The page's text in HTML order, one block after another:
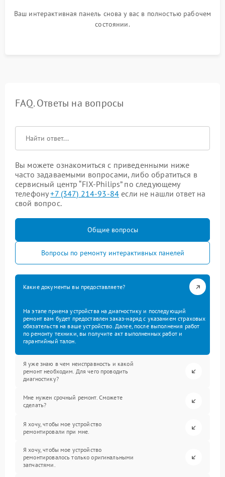
Ваш интерактивная панель снова у вас в полностью рабочем
состоянии.
FAQ. Ответы на вопросы
Вы можете ознакомиться с приведенными ниже
часто задаваемыми вопросами, либо обратиться в
сервисный центр “FIX-Philips” по следующему
телефону+7 (347) 214-93-84 если не нашли ответ на
свой вопрос.
Общие вопросы
Вопросы по ремонту интерактивных панелей
Какие документы вы предоставляете?
На этапе приема устройства на диагностику и последующий
ремонт вам будет предоставлен заказ-наряд с указанием страховых
обязательств на ваше устройство. Далее, после выполнения работ
по ремонту техники, вы получите акт выполненных работ и
гарантийный талон.
Я уже знаю в чем неисправность и какой
ремонт необходим. Для чего проводить
диагностику?
Мне нужен срочный ремонт. Сможете
сделать?
Я хочу, чтобы мое устройство
ремонтировали при мне.
Я хочу, чтобы мое устройство
ремонтировалось только оригинальными
запчастями.